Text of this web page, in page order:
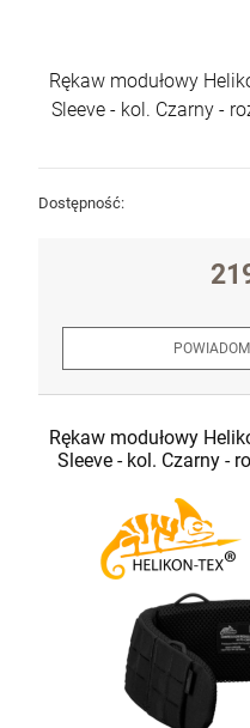
Rękaw modułowy
Sleeve - kol. Czarny -
Dostępność:
Rękaw modułowy
Sleeve - kol. Czarny -